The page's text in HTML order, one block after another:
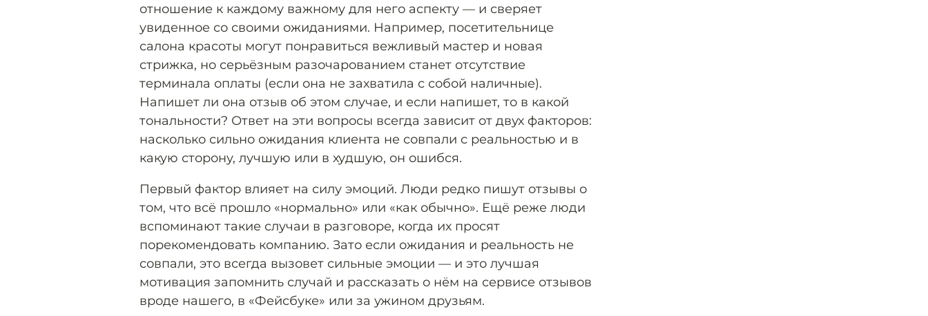
отношение к каждому важному для него аспекту — и сверяет
увиденное со своими ожиданиями. Например, посетительнице
салона красоты могут понравиться вежливый мастер и новая
стрижка, но серьёзным разочарованием станет отсутствие
терминала оплаты (если она не захватила с собой наличные).
Напишет ли она отзыв об этом случае, и если напишет, то в какой
тональности? Ответ на эти вопросы всегда зависит от двух факторов:
насколько сильно ожидания клиента не совпали с реальностью и в
какую сторону, лучшую или в худшую, он ошибся.
Первый фактор влияет на силу эмоций. Люди редко пишут отзывы о
том, что всё прошло «нормально» или «как обычно». Ещё реже люди
вспоминают такие случаи в разговоре, когда их просят
порекомендовать компанию. Зато если ожидания и реальность не
совпали, это всегда вызовет сильные эмоции — и это лучшая
мотивация запомнить случай и рассказать о нём на сервисе отзывов
вроде нашего, в «Фейсбуке» или за ужином друзьям.